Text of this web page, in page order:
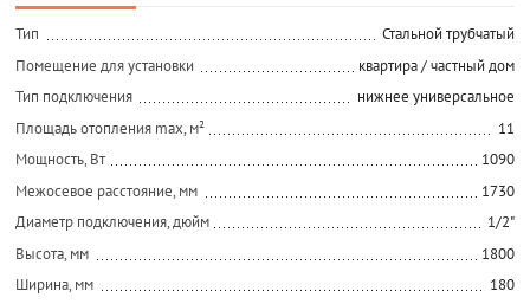
Тип
Стальной трубчатый
Помещение для установки
квартира / частный дом
Тип подключения
нижнее универсальное
Площадь отопления max, м²
11
Мощность, Вт
1090
Межосевое расстояние, мм
1730
Диаметр подключения, дюйм
1/2"
Высота, мм
1800
Ширина, мм
180